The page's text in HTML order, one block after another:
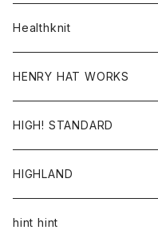
コート
パンツ
Healthknit
HENRY HAT WORKS
帽子
HIGH! STANDARD
アウター
ジャケット
トップス
HIGHLAND
帽子
hint hint